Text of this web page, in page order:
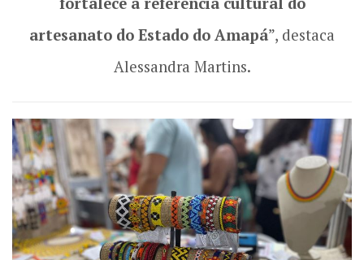
artesanato do Estado do Amapá”, destaca
Alessandra Martins.